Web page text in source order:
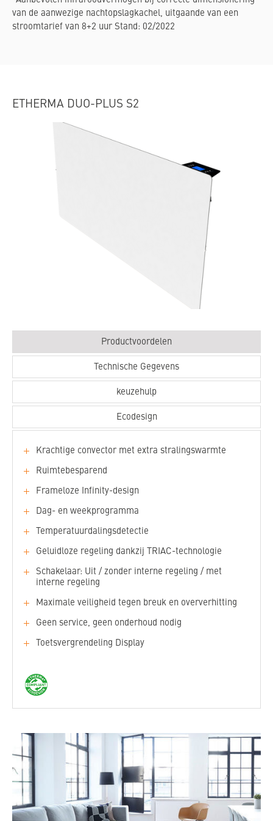
van de aanwezige nachtopslagkachel, uitgaande van een
stroomtarief van 8+2 uur Stand: 02/2022
ETHERMA DUO-PLUS S2
Productvoordelen
Technische Gegevens
keuzehulp
Ecodesign
Krachtige convector met extra stralingswarmte
Ruimtebesparend
Frameloze Infinity-design
Dag- en weekprogramma
Temperatuurdalingsdetectie
Geluidloze regeling dankzij TRIAC-technologie
Schakelaar: Uit / zonder interne regeling / met
interne regeling
Maximale veiligheid tegen breuk en oververhitting
Geen service, geen onderhoud nodig
Toetsvergrendeling Display
1500, 2000 W
105 mm
Oppervlak:
12 mm steen, wit vergelijkbaar
met RAL9003
De keuze van het vermogen hangt af van de
warmtebehoefte van de ruimte (H: 2,5 m) en het
gebruik van de verwarming.
Als richtwaarde geldt: